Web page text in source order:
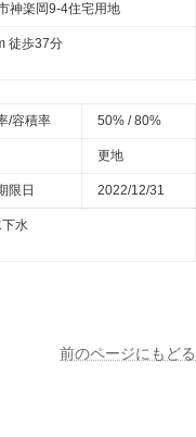
神楽岡9-4住宅用地
徒歩37分
/容積率 50% / 80%
更地
限日 2022/12/31
水
前のページにもどる